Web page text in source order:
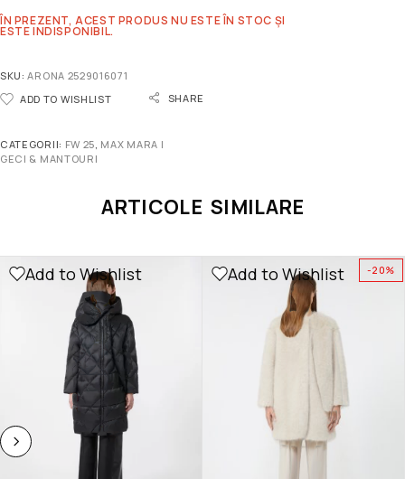
ÎN PREZENT, ACEST PRODUS NU ESTE ÎN STOC ȘI
ESTE INDISPONIBIL.
SKU:ARONA 2529016071
ADD TO WISHLIST
SHARE
CATEGORII: FW 25 MAX MARA |
GECI & MANTOURI
ARTICOLE SIMILARE
Add to Wishlist -20%
Add to Wishlist